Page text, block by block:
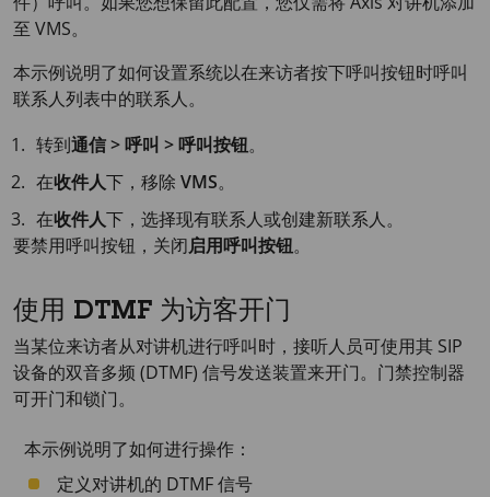
至 VMS。
本示例说明了如何设置系统以在来访者按下呼叫按钮时呼叫
联系人列表中的联系人。
转到通信 > 呼叫 > 呼叫按钮。
在收件人下，移除VMS。
在收件人下，选择现有联系人或创建新联系人。
要禁用呼叫按钮，关闭启用呼叫按钮。
使用 DTMF 为访客开门
当某位来访者从对讲机进行呼叫时，接听人员可使用其 SIP
设备的双音多频 (DTMF) 信号发送装置来开门。门禁控制器
可开门和锁门。
本示例说明了如何进行操作：
定义对讲机的 DTMF 信号